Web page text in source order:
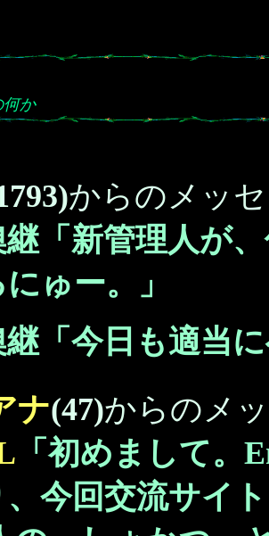
何か
からのメッ
継「新管理人が
ゅー。」
継「今日も適当
ナ(47)からのメ
「初めまして
、今回交流サイ